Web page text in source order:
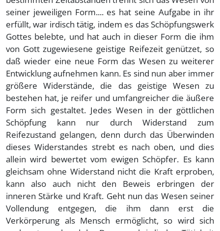
seiner jeweiligen Form.... es hat seine Aufgabe in ihr
erfüllt, war irdisch tätig, indem es das Schöpfungswerk
Gottes belebte, und hat auch in dieser Form die ihm
von Gott zugewiesene geistige Reifezeit genützet, so
daß wieder eine neue Form das Wesen zu weiterer
Entwicklung aufnehmen kann. Es sind nun aber immer
größere Widerstände, die das geistige Wesen zu
bestehen hat, je reifer und umfangreicher die äußere
Form sich gestaltet. Jedes Wesen in der göttlichen
Schöpfung kann nur durch Widerstand zum
Reifezustand gelangen, denn durch das Überwinden
dieses Widerstandes strebt es nach oben, und dies
allein wird bewertet vom ewigen Schöpfer. Es kann
gleichsam ohne Widerstand nicht die Kraft erproben,
kann also auch nicht den Beweis erbringen der
inneren Stärke und Kraft. Geht nun das Wesen seiner
Vollendung entgegen, die ihm dann erst die
Verkörperung als Mensch ermöglicht, so wird sich